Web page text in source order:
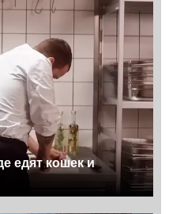
едят кошек и